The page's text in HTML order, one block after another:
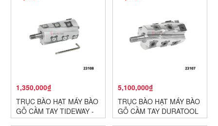
1,350,000₫
TRỤC BÀO HẠT MÁY BÀO
GỖ CẦM TAY TIDEWAY -
NHÔM
5,100,000₫
TRỤC BÀO HẠT MÁY BÀO
GỖ CẦM TAY DURATOOL